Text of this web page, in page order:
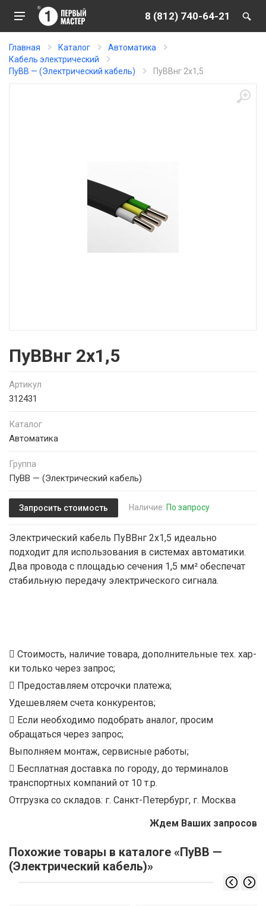
8 (812) 740-64-21
Главная Каталог
Автоматика
Кабель электрический
ПуВВ — (Электрический кабель)
ПуВВнг 2х1,5
ПуВВнг 2х1,5
Артикул
312431
Каталог
Автоматика
Группа
ПуВВ — (Электрический кабель)
Запросить стоимость Наличие: По запросу
Электрический кабель ПуВВнг 2х1,5 идеально
подходит для использования в системах автоматики.
Два провода с площадью сечения 1,5 мм² обеспечат
стабильную передачу электрического сигнала.
Стоимость, наличие товара, дополнительные тех. хар-
ки только через запрос;
Предоставляем отсрочки платежа;
Удешевляем счета конкурентов;
Если необходимо подобрать аналог, просим
обращаться через запрос;
Выполняем монтаж, сервисные работы;
Бесплатная доставка по городу, до терминалов
транспортных компаний от 10 т.р.
Отгрузка со складов: г. Санкт-Петербург, г. Москва
Ждем Ваших запросов
Похожие товары в каталоге «ПуВВ —
(Электрический кабель)»